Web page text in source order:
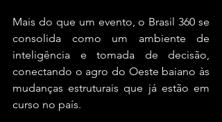
Mais do que um evento, o Brasil 360 se
consolida como um ambiente de
inteligência e tomada de decisão,
conectando o agro do Oeste baiano às
mudanças estruturais que já estão em
curso no país.